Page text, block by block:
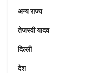
अन्य राज्य
तेजस्वी यादव
दिल्ली
देश